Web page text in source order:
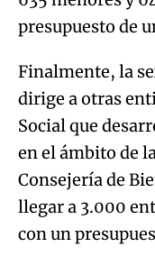
presupuesto de
Finalmente, la
dirige a otras
Social que
en el ámbito de
Consejería de
llegar a 3.000
con un